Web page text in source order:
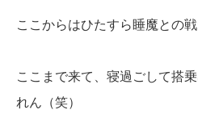
ここからはひたすら睡魔との戦
ここまで来て、寝過ごして搭
れん（笑）